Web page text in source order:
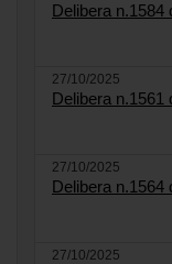
Delibera
27/10/2025
Delibera n.1561
27/10/2025
Delibera n.1564
27/10/2025